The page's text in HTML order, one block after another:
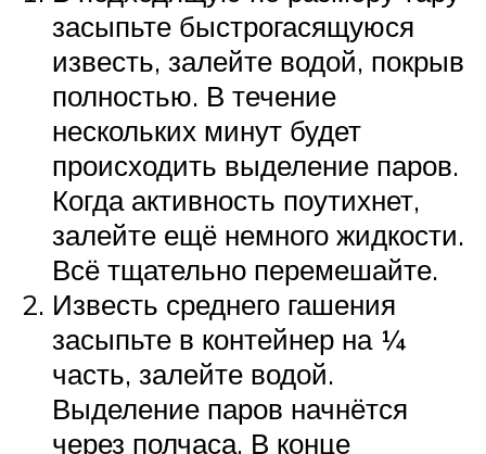
засыпьте быстрогасящуюся
известь, залейте водой, покрыв
полностью. В течение
нескольких минут будет
происходить выделение паров.
Когда активность поутихнет,
залейте ещё немного жидкости.
Всё тщательно перемешайте.
Известь среднего гашения
засыпьте в контейнер на ¼
часть, залейте водой.
Выделение паров начнётся
через полчаса. В конце